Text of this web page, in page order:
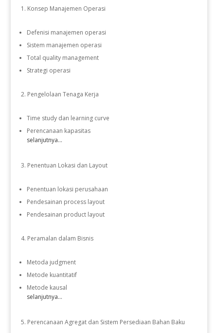
Konsep Manajemen Operasi
Defenisi manajemen operasi
Sistem manajemen operasi
Total quality management
Strategi operasi
Pengelolaan Tenaga Kerja
Time study dan learning curve
Perencanaan kapasitas
selanjutnya...
Penentuan Lokasi dan Layout
Penentuan lokasi perusahaan
Pendesainan process layout
Pendesainan product layout
Peramalan dalam Bisnis
Metoda judgment
Metode kuantitatif
Metode kausal
selanjutnya...
Perencanaan Agregat dan Sistem Persediaan Bahan Baku